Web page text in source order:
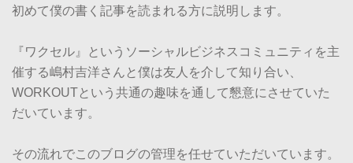
初めて僕の書く記事を読まれる方に説明します。
『ワクセル』というソーシャルビジネスコミュニティを主
催する嶋村吉洋さんと僕は友人を介して知り合い、
WORKOUTという共通の趣味を通して懇意にさせていた
だいています。
その流れでこのブログの管理を任せていただいています。